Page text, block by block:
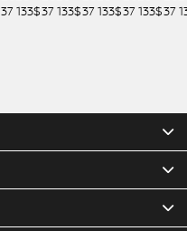
37 133$37 133$37 133$37 133$37